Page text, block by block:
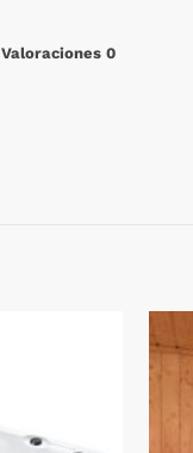
Valoraciones 0